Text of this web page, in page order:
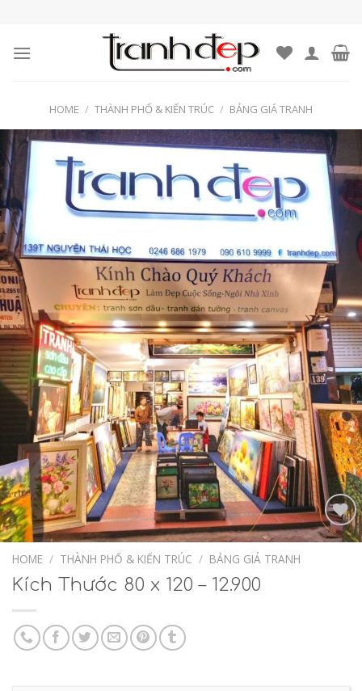
content
HOME / THÀNH PHỐ & KIẾN TRÚC / BẢNG GIÁ TRANH
Add to
HOME / THÀNH PHỐ & KIẾN TRÚC / BẢNG GIÁ TRANH
Kích Thước 80 x 120 – 12.900